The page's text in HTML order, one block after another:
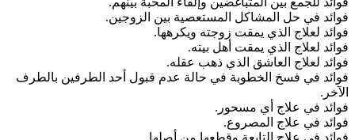
فوائد في حل المشاكل المستعصية بين الزوجين.
فوائد لعلاج الذي يمقت زوجته ويكرهها.
فوائد لعلاج الذي يمقت أهل بيته.
فوائد لعلاج العاشق الذي ذهب عقله.
فوائد في فسخ الخطوبة في حالة عدم قبول أحد الطرفين بالطرف
الآخر.
فوائد في علاج أي مسحور.
فوائد في علاج المصروع.
فوائد في علاج التابعة وقطعها من أصلها.